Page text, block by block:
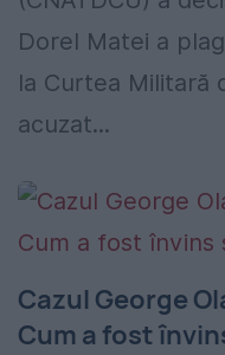
Dorel Matei a
la Curtea Militară
acuzat...
Cazul George
Cum a fost